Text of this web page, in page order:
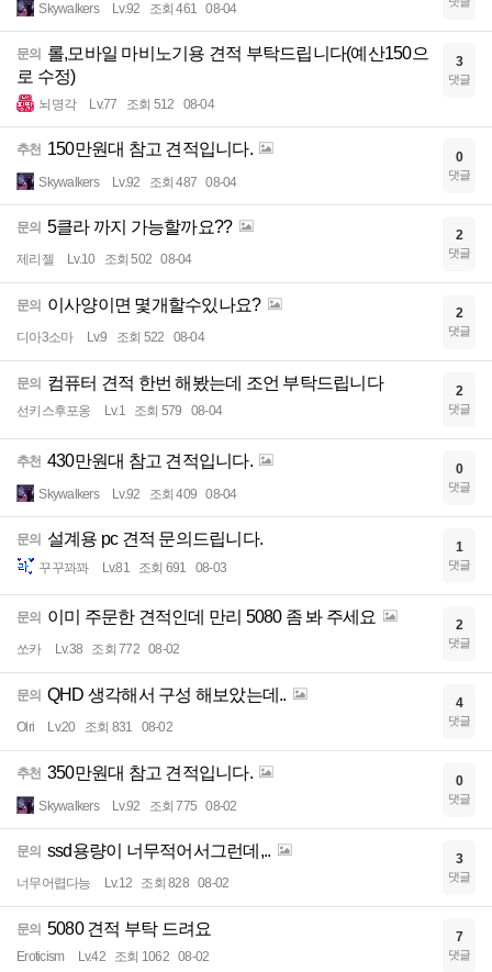
Skywalkers Lv.92 조회 461 08-04
문의 롤,모바일 마비노기용 견적 부탁드립니다(예산150으
로 수정)
뇌명각 Lv.77 조회 512 08-04
3
댓글
추천 150만원대 참고 견적입니다.
Skywalkers Lv.92 조회 487 08-04
0
댓글
문의 5클라 까지 가능할까요??
제리젤 Lv.10 조회 502 08-04
2
댓글
문의 이사양이면 몇개할수있나요?
디아3소마 Lv.9 조회 522 08-04
2
댓글
문의 컴퓨터 견적 한번 해봤는데 조언 부탁드립니다
선키스후포옹 Lv.1 조회 579 08-04
2
댓글
추천 430만원대 참고 견적입니다.
Skywalkers Lv.92 조회 409 08-04
0
댓글
문의 설계용 pc 견적 문의드립니다.
꾸꾸꽈꽈 Lv.81 조회 691 08-03
1
댓글
문의 이미 주문한 견적인데 만리 5080 좀 봐 주세요
쏘카 Lv.38 조회 772 08-02
2
댓글
문의 QHD 생각해서 구성 해보았는데..
Olri Lv.20 조회 831 08-02
4
댓글
추천 350만원대 참고 견적입니다.
Skywalkers Lv.92 조회 775 08-02
0
댓글
문의 ssd용량이 너무적어서그런데,..
너무어렵다능 Lv.12 조회 828 08-02
3
댓글
문의 5080 견적 부탁 드려요
Eroticism Lv.42 조회 1062 08-02
7
댓글